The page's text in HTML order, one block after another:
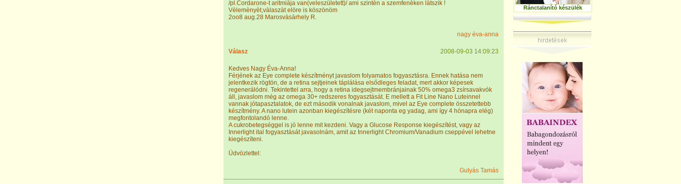
/pl.Cordarone-t aritmiàja van(veleszületett)/ ami szintèn a szemfenèken làtszik !
Vèlemènyèt,vàlaszàt elöre is köszönöm
2oo8 aug.28 Marosvàsàrhely R.
nagy èva-anna
Válasz 2008-09-03 14:09:23
Kedves Nagy Éva-Anna!
Férjének az Eye complete készítményt javaslom folyamatos fogyasztásra. Ennek hatása nem
jelentkezik rögtön, de a retina sejtjeinek táplálása elsődleges feladat, mert akkor képesek
regenerálódni. Tekintettel arra, hogy a retina idegsejtmembránjainak 50% omega3 zsírsavakvók
áll, javaslom még az omega 30+ redszeres fogyasztását. E mellett a Fit Line Nano Luteinnel
vannak jótapasztalatok, de ezt második vonalnak javaslom, mivel az Eye complete összetettebb
készítmény. A nano lutein azonban kiegészítésre (két naponta eg yadag, ami így 4 hónapra elég)
megfontolandó lenne.
A cukrobetegséggel is jó lenne mit kezdeni. Vagy a Glucose Response kiegészítést, vagy az
Innerlight ital fogyasztását javasolnám, amit az Innerlight Chromium/Vanadium cseppével lehetne
kiegészíteni.
Üdvözlettel:
Gulyás Tamás
Ránctalanító készülék